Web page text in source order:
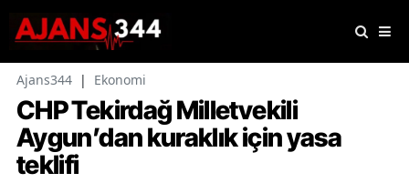
Ajans344 | Ekonomi
CHP Tekirdağ Milletvekili
Aygun’dan kuraklık için yasa
teklifi